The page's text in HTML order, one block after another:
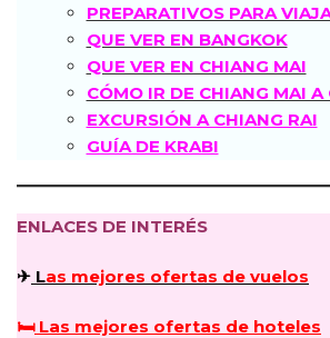
PREPARATIVOS PARA
QUE VER EN BANGKOK
QUE VER EN CHIANG MAI
CÓMO IR DE CHIANG MAI A
EXCURSIÓN A CHIANG RAI
GUÍA DE KRABI
ENLACES DE INTERÉS
✈ Las mejores ofertas de vuelos
🛏Las mejores ofertas de hoteles